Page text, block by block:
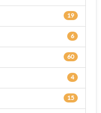
19
6
60
4
15